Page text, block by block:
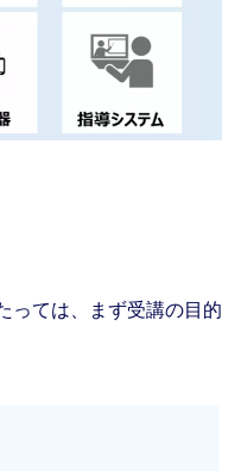
っては、まず受講の目的